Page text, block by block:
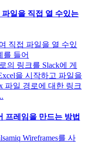
일을 직접 열 수있는
직접 파일을 열 수있
를 들어
의 링크를 Slack에 게
을 시작하고 파일을
파일 경로에 대한 링크
프레임을 만드는 방법
Wireframes를 사